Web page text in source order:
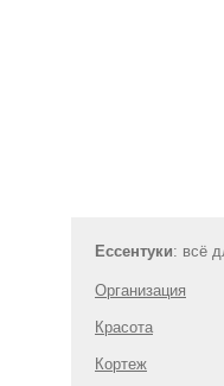
Ессентуки: всё
Организация
Красота
Кортеж